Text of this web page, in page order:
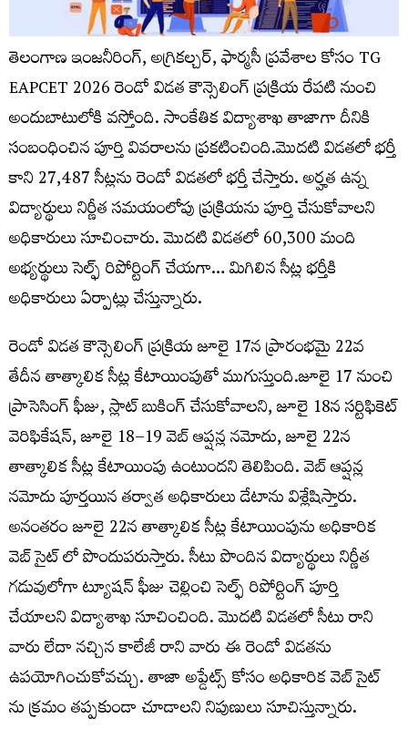
తెలంగాణ ఇంజనీరింగ్, అగ్రికల్చర్, ఫార్మసీ ప్రవేశాల కోసం TG
EAPCET 2026 రెండో విడత కౌన్సెలింగ్ ప్రక్రియ రేపటి నుంచి
అందుబాటులోకి వస్తోంది. సాంకేతిక విద్యాశాఖ తాజాగా దీనికి
సంబంధించిన పూర్తి వివరాలను ప్రకటించింది.మొదటి విడతలో భర్తీ
కాని 27,487 సీట్లను రెండో విడతలో భర్తీ చేస్తారు. అర్హత ఉన్న
విద్యార్థులు నిర్ణీత సమయంలోపు ప్రక్రియను పూర్తి చేసుకోవాలని
అధికారులు సూచించారు. మొదటి విడతలో 60,300 మంది
అభ్యర్థులు సెల్ఫ్ రిపోర్టింగ్ చేయగా… మిగిలిన సీట్ల భర్తీకి
అధికారులు ఏర్పాట్లు చేస్తున్నారు.
రెండో విడత కౌన్సెలింగ్ ప్రక్రియ జూలై 17న ప్రారంభమై 22వ
తేదీన తాత్కాలిక సీట్ల కేటాయింపుతో ముగుస్తుంది.జూలై 17 నుంచి
ప్రాసెసింగ్ ఫీజు, స్లాట్ బుకింగ్ చేసుకోవాలని, జూలై 18న సర్టిఫికెట్
వెరిఫికేషన్, జూలై 18–19 వెబ్ ఆప్షన్ల నమోదు, జూలై 22న
తాత్కాలిక సీట్ల కేటాయింపు ఉంటుందని తెలిపింది. వెబ్ ఆప్షన్ల
నమోదు పూర్తయిన తర్వాత అధికారులు డేటాను విశ్లేషిస్తారు.
అనంతరం జూలై 22న తాత్కాలిక సీట్ల కేటాయింపును అధికారిక
వెబ్ సైట్ లో పొందుపరుస్తారు. సీటు పొందిన విద్యార్థులు నిర్ణీత
గడువులోగా ట్యూషన్ ఫీజు చెల్లించి సెల్ఫ్ రిపోర్టింగ్ పూర్తి
చేయాలని విద్యాశాఖ సూచించింది. మొదటి విడతలో సీటు రాని
వారు లేదా నచ్చిన కాలేజీ రాని వారు ఈ రెండో విడతను
ఉపయోగించుకోవచ్చు. తాజా అప్డేట్స్ కోసం అధికారిక వెబ్ సైట్
ను క్రమం తప్పకుండా చూడాలని నిపుణులు సూచిస్తున్నారు.